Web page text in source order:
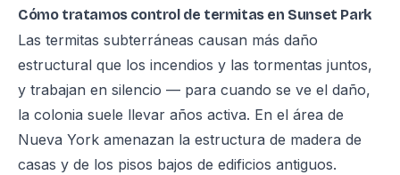
Cómo tratamos control de termitas en Sunset Park
Las termitas subterráneas causan más daño
estructural que los incendios y las tormentas juntos,
y trabajan en silencio — para cuando se ve el daño,
la colonia suele llevar años activa. En el área de
Nueva York amenazan la estructura de madera de
casas y de los pisos bajos de edificios antiguos.